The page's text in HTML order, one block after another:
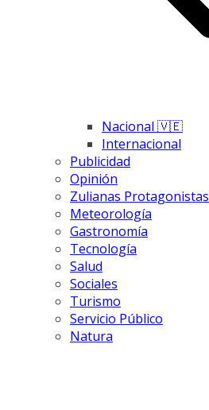
Nacional 🇻🇪
Internacional
Publicidad
Opinión
Zulianas Protagonistas
Meteorología
Gastronomía
Tecnología
Salud
Sociales
Turismo
Servicio Público
Natura